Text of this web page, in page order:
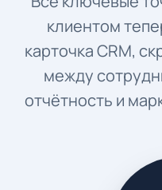
клиентом
карточка CRM,
между
отчётность и